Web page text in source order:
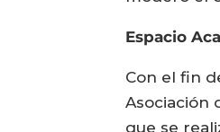
Espacio
Con el fin
Asociación
que se